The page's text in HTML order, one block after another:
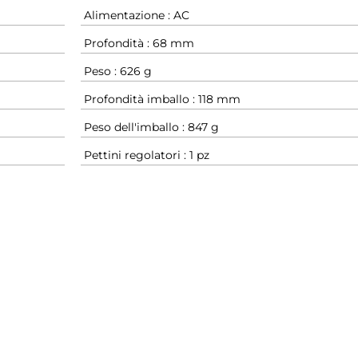
Alimentazione : AC
Profondità : 68 mm
Peso : 626 g
Profondità imballo : 118 mm
Peso dell'imballo : 847 g
Pettini regolatori : 1 pz